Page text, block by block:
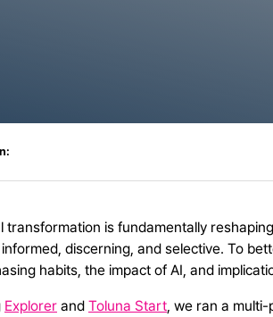
transformation is fundamentally
discerning, and selective. To
habits, the impact of AI, and
Explorer and Toluna Start , we ran a